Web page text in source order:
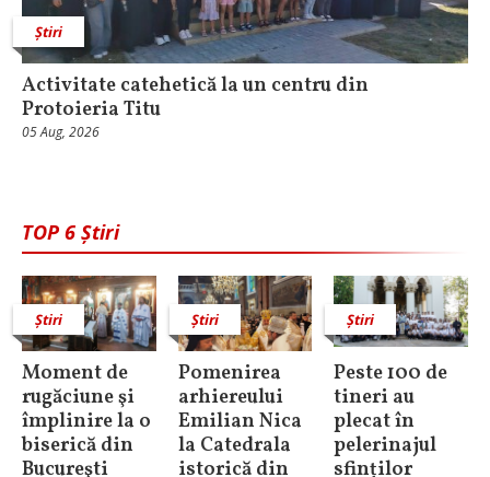
Știri
Activitate catehetică la un centru din
Protoieria Titu
05 Aug, 2026
TOP 6 Știri
Știri
Moment de
rugăciune şi
împlinire la o
biserică din
Bucureşti
Știri
Pomenirea
arhiereului
Emilian Nica
la Catedrala
istorică din
Știri
Peste 100 de
tineri au
plecat în
pelerinajul
sfinților